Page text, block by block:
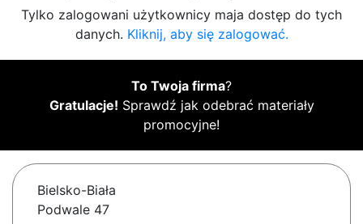
Tylko zalogowani użytkownicy maja dostęp do tych
danych. Kliknij, aby się zalogować.
To Twoja firma?
Gratulacje! Sprawdź jak odebrać materiały
promocyjne!
Bielsko-Biała
Podwale 47